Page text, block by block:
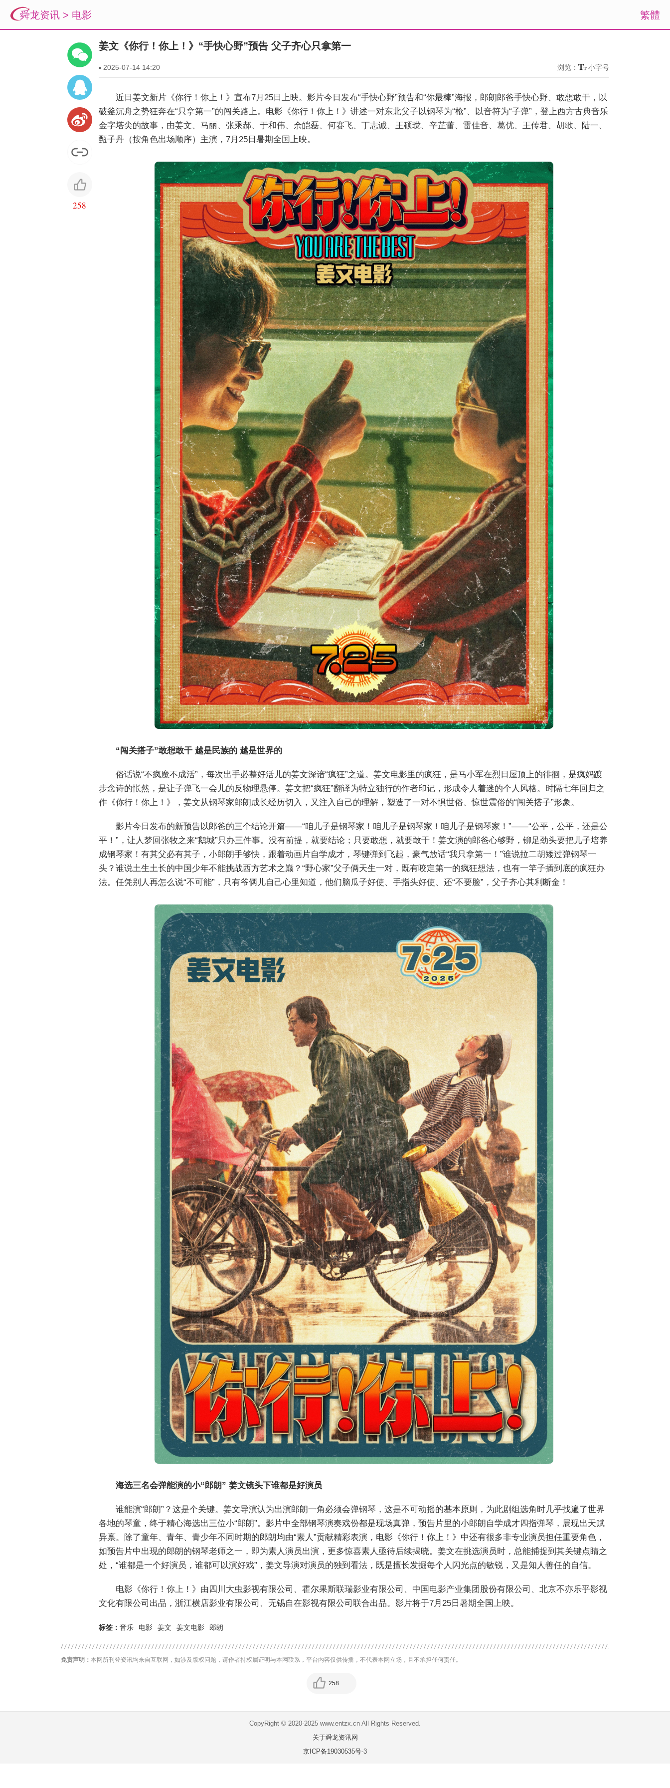
繁體
舜龙资讯 > 电影
258
姜文《你行！你上！》“手快心野”预告 父子齐心只拿第一
▪ 2025-07-14 14:20 浏览： 小字号
近日姜文新片《你行！你上！》宣布7月25日上映。影片今日发布“手快心野”预告和“你最棒”海报，郎朗郎爸手快心野、敢想敢干，以
破釜沉舟之势狂奔在“只拿第一”的闯关路上。电影《你行！你上！》讲述一对东北父子以钢琴为“枪”、以音符为“子弹”，登上西方古典音乐
金字塔尖的故事，由姜文、马丽、张乘郝、于和伟、余皑磊、何赛飞、丁志诚、王硕珑、辛芷蕾、雷佳音、葛优、王传君、胡歌、陆一、
甄子丹（按角色出场顺序）主演，7月25日暑期全国上映。
“闯关搭子”敢想敢干 越是民族的 越是世界的
俗话说“不疯魔不成活”，每次出手必整好活儿的姜文深谙“疯狂”之道。姜文电影里的疯狂，是马小军在烈日屋顶上的徘徊，是疯妈踱
步念诗的怅然，是让子弹飞一会儿的反物理悬停。姜文把“疯狂”翻译为特立独行的作者印记，形成令人着迷的个人风格。时隔七年回归之
作《你行！你上！》，姜文从钢琴家郎朗成长经历切入，又注入自己的理解，塑造了一对不惧世俗、惊世震俗的“闯关搭子”形象。
影片今日发布的新预告以郎爸的三个结论开篇——“咱儿子是钢琴家！咱儿子是钢琴家！咱儿子是钢琴家！”——“公平，公平，还是公
平！”，让人梦回张牧之来“鹅城”只办三件事。没有前提，就要结论；只要敢想，就要敢干！姜文演的郎爸心够野，铆足劲头要把儿子培养
成钢琴家！有其父必有其子，小郎朗手够快，跟着动画片自学成才，琴键弹到飞起，豪气放话“我只拿第一！”谁说拉二胡矮过弹钢琴一
头？谁说土生土长的中国少年不能挑战西方艺术之巅？“野心家”父子俩天生一对，既有咬定第一的疯狂想法，也有一竿子插到底的疯狂办
法。任凭别人再怎么说“不可能”，只有爷俩儿自己心里知道，他们脑瓜子好使、手指头好使、还“不要脸”，父子齐心其利断金！
海选三名会弹能演的小“郎朗” 姜文镜头下谁都是好演员
谁能演“郎朗”？这是个关键。姜文导演认为出演郎朗一角必须会弹钢琴，这是不可动摇的基本原则，为此剧组选角时几乎找遍了世界
各地的琴童，终于精心海选出三位小“郎朗”。影片中全部钢琴演奏戏份都是现场真弹，预告片里的小郎朗自学成才四指弹琴，展现出天赋
异禀。除了童年、青年、青少年不同时期的郎朗均由“素人”贡献精彩表演，电影《你行！你上！》中还有很多非专业演员担任重要角色，
如预告片中出现的郎朗的钢琴老师之一，即为素人演员出演，更多惊喜素人亟待后续揭晓。姜文在挑选演员时，总能捕捉到其关键点睛之
处，“谁都是一个好演员，谁都可以演好戏”，姜文导演对演员的独到看法，既是擅长发掘每个人闪光点的敏锐，又是知人善任的自信。
电影《你行！你上！》由四川大虫影视有限公司、霍尔果斯联瑞影业有限公司、中国电影产业集团股份有限公司、北京不亦乐乎影视
文化有限公司出品，浙江横店影业有限公司、无锡自在影视有限公司联合出品。影片将于7月25日暑期全国上映。
标签： 音乐 电影 姜文 姜文电影 郎朗
免责声明： 本网所刊登资讯均来自互联网，如涉及版权问题，请作者持权属证明与本网联系，平台内容仅供传播，不代表本网立场，且不承担任何责任。
258
CopyRight © 2020-2025 www.entzx.cn All Rights Reserved.
关于舜龙资讯网
京ICP备19030535号-3